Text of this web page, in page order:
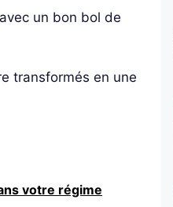
un bon bol de
transformés en une
votre régime